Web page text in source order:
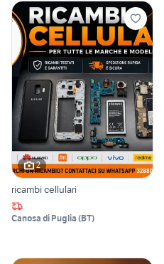
2
ricambi cellulari
Canosa di Puglia (BT)